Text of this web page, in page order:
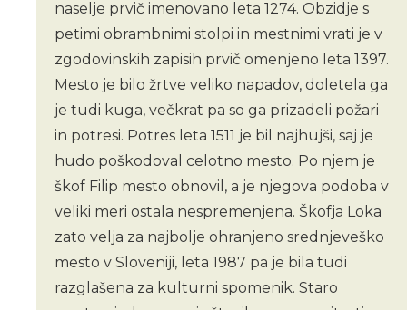
naselje prvič imenovano leta 1274. Obzidje s
petimi obrambnimi stolpi in mestnimi vrati je v
zgodovinskih zapisih prvič omenjeno leta 1397.
Mesto je bilo žrtve veliko napadov, doletela ga
je tudi kuga, večkrat pa so ga prizadeli požari
in potresi. Potres leta 1511 je bil najhujši, saj je
hudo poškodoval celotno mesto. Po njem je
škof Filip mesto obnovil, a je njegova podoba v
veliki meri ostala nespremenjena. Škofja Loka
zato velja za najbolje ohranjeno srednjeveško
mesto v Sloveniji, leta 1987 pa je bila tudi
razglašena za kulturni spomenik. Staro